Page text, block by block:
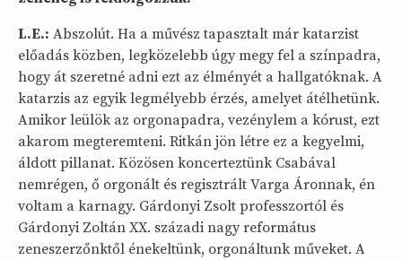
L.E.: Abszolút. Ha a művész tapasztalt már katarzist
előadás közben, legközelebb úgy megy fel a színpadra,
hogy át szeretné adni ezt az élményét a hallgatóknak. A
katarzis az egyik legmélyebb érzés, amelyet átélhetünk.
Amikor leülök az orgonapadra, vezénylem a kórust, ezt
akarom megteremteni. Ritkán jön létre ez a kegyelmi,
áldott pillanat. Közösen koncerteztünk Csabával
nemrégen, ő orgonált és regisztrált Varga Áronnak, én
voltam a karnagy. Gárdonyi Zsolt professzortól és
Gárdonyi Zoltán XX. századi nagy református
zeneszerzőnktől énekeltünk, orgonáltunk műveket. A